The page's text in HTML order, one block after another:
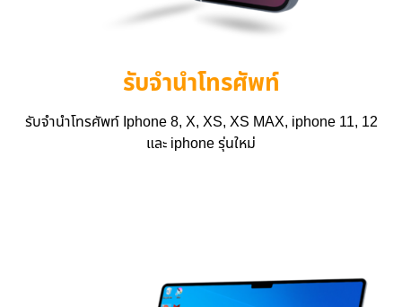
รับจำนำโทรศัพท์
รับจำนำโทรศัพท์ Iphone 8, X, XS, XS MAX, iphone 11, 12
และ iphone รุ่นใหม่